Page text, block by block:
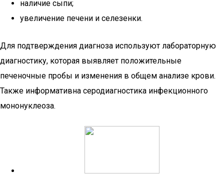
наличие сыпи;
увеличение печени и селезенки.
Для подтверждения диагноза используют лабораторную
диагностику, которая выявляет положительные
печеночные пробы и изменения в общем анализе крови.
Также информативна серодиагностика инфекционного
мононуклеоза.